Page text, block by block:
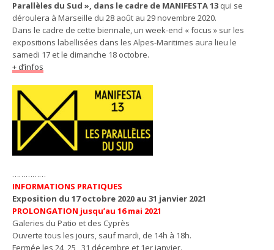
Parallèles du Sud », dans le cadre de MANIFESTA 13 qui se
déroulera à Marseille du 28 août au 29 novembre 2020.
Dans le cadre de cette biennale, un week-end « focus » sur les
expositions labellisées dans les Alpes-Maritimes aura lieu le
samedi 17 et le dimanche 18 octobre.
+ d’infos
……………
INFORMATIONS PRATIQUES
Exposition du 17 octobre 2020 au 31 janvier 2021
PROLONGATION jusqu’au 16 mai 2021
Galeries du Patio et des Cyprès
Ouverte tous les jours, sauf mardi, de 14h à 18h.
Fermée les 24, 25 , 31 décembre et 1er janvier.